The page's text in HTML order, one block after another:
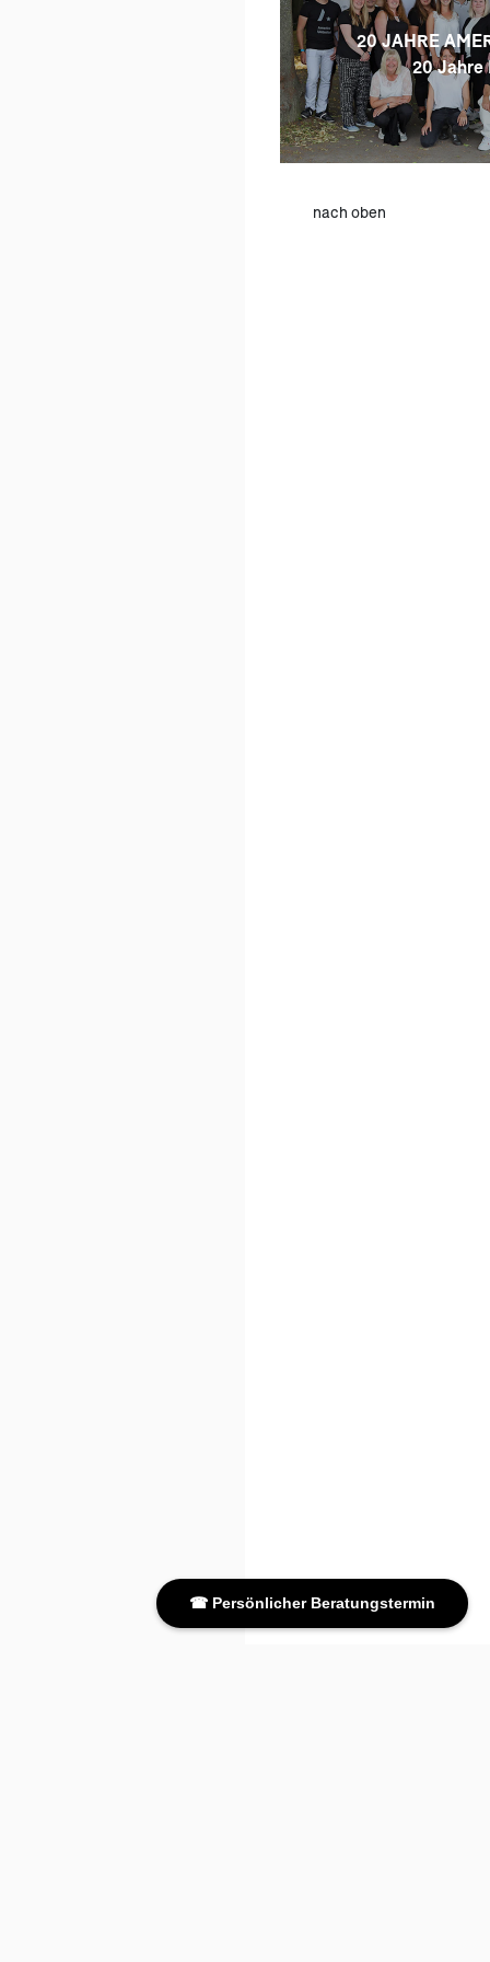
☎ Persönlicher Beratungstermin
20 JAHRE
20 Jahre
nach oben